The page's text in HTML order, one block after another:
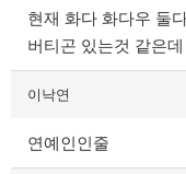
현재 화다 화다우 둘
버티곤 있는것 같은
이낙연
연예인인줄